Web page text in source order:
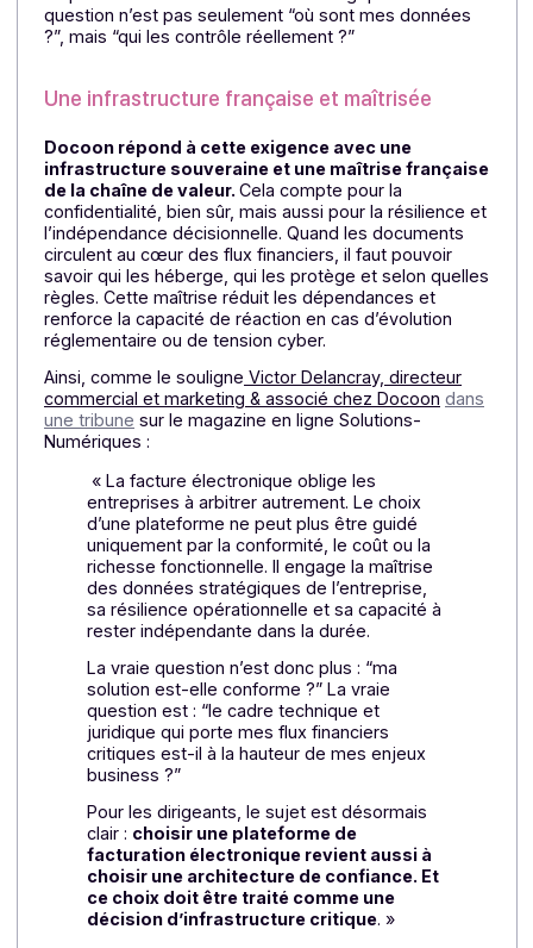
La souveraineté ne se limite pas à
l’hébergement
La souveraineté n’est pas un sujet théorique. Pour
entreprise, héberger ses flux en France ne suffit pas
l’infrastructure, la gouvernance ou le droit applicable
dépendent d’acteurs extérieurs. Dans un contexte de
sensibilité accrue sur les données financières, le
du prestataire devient un choix stratégique. La
question n’est pas seulement “où sont mes données
?”, mais “qui les contrôle réellement ?”
Docoon répond à cette exigence avec une
infrastructure souveraine et une maîtrise
de la chaîne de valeur.Cela compte pour la
confidentialité, bien sûr, mais aussi pour la résilience
l’indépendance décisionnelle. Quand les documents
circulent au cœur des flux financiers, il faut pouvoir
savoir qui les héberge, qui les protège et selon
règles. Cette maîtrise réduit les dépendances et
renforce la capacité de réaction en cas d’évolution
réglementaire ou de tension cyber.
Ainsi, comme le souligne
une tribunesur le magazine en ligne Solutions-
Numériques :
«La facture électronique oblige les
entreprises à arbitrer autrement. Le choix